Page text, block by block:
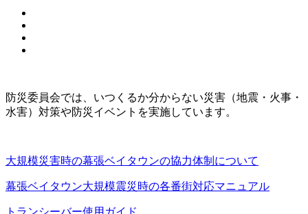
防災委員会では、いつくるか分からない災害（地震・火事・
水害）対策や防災イベントを実施しています。
大規模災害時の幕張ベイタウンの協力体制について
幕張ベイタウン大規模震災時の各番街対応マニュアル